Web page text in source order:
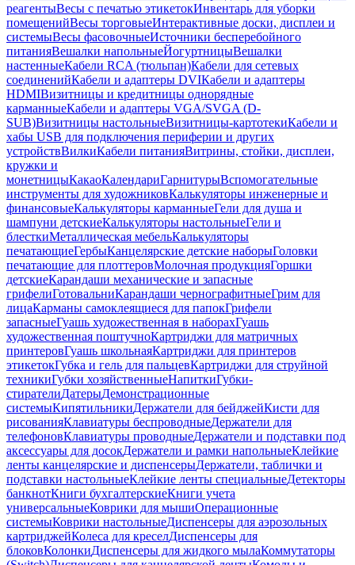
реагентыВесы с печатью этикетокИнвентарь для уборки
помещенийВесы торговыеИнтерактивные доски, дисплеи и
системыВесы фасовочныеИсточники бесперебойного
питанияВешалки напольныеЙогуртницыВешалки
настенныеКабели RCA (тюльпан)Кабели для сетевых
соединенийКабели и адаптеры DVIКабели и адаптеры
HDMIВизитницы и кредитницы однорядные
карманныеКабели и адаптеры VGA/SVGA (D-
SUB)Визитницы настольныеВизитницы-картотекиКабели и
хабы USB для подключения периферии и других
устройствВилкиКабели питанияВитрины, стойки, дисплеи,
кружки и
монетницыКакаоКалендариГарнитурыВспомогательные
инструменты для художниковКалькуляторы инженерные и
финансовыеКалькуляторы карманныеГели для душа и
шампуни детскиеКалькуляторы настольныеГели и
блесткиМеталлическая мебельКалькуляторы
печатающиеГербыКанцелярские детские наборыГоловки
печатающие для плоттеровМолочная продукцияГоршки
детскиеКарандаши механические и запасные
грифелиГотовальниКарандаши чернографитныеГрим для
лицаКарманы самоклеящиеся для папокГрифели
запасныеГуашь художественная в наборахГуашь
художественная поштучноКартриджи для матричных
принтеровГуашь школьнаяКартриджи для принтеров
этикетокГубка и гель для пальцевКартриджи для струйной
техникиГубки хозяйственныеНапиткиГубки-
стирателиДатерыДемонстрационные
системыКипятильникиДержатели для бейджейКисти для
рисованияКлавиатуры беспроводныеДержатели для
телефоновКлавиатуры проводныеДержатели и подставки под
аксессуары для досокДержатели и рамки напольныеКлейкие
ленты канцелярские и диспенсерыДержатели, таблички и
подставки настольныеКлейкие ленты специальныеДетекторы
банкнотКниги бухгалтерскиеКниги учета
универсальныеКоврики для мышиОперационные
системыКоврики настольныеДиспенсеры для аэрозольных
картриджейКолеса для креселДиспенсеры для
блоковКолонкиДиспенсеры для жидкого мылаКоммутаторы